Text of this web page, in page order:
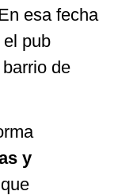
esa fecha
el pub
de
y